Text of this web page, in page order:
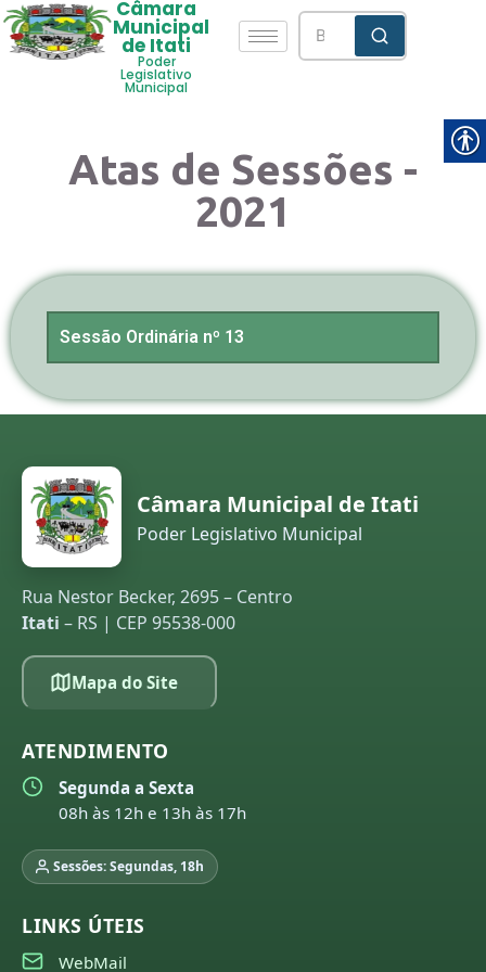
Câmara
Municipal
de Itati
Poder
Legislativo
Municipal
Atas de Sessões -
2021
Sessão Ordinária nº 13
Câmara Municipal de Itati
Poder Legislativo Municipal
Rua Nestor Becker, 2695 – Centro
Itati – RS | CEP 95538-000
Mapa do Site
ATENDIMENTO
Segunda a Sexta
08h às 12h e 13h às 17h
Sessões: Segundas, 18h
LINKS ÚTEIS
WebMail